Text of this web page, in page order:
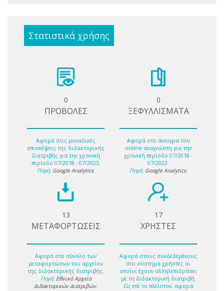
Στατιστικά χρήσης
0
ΠΡΟΒΟΛΕΣ
Αφορά στις μοναδικές
επισκέψεις της διδακτορικής
διατριβής για την χρονική
περίοδο 07/2018 - 07/2023.
Πηγή: Google Analytics.
0
ΞΕΦΥΛΛΙΣΜΑΤΑ
Αφορά στο άνοιγμα του
online αναγνώστη για την
χρονική περίοδο 07/2018 -
07/2023.
Πηγή: Google Analytics.
13
ΜΕΤΑΦΟΡΤΩΣΕΙΣ
Αφορά στο σύνολο των
μεταφορτώσων του αρχείου
της διδακτορικής διατριβής.
Πηγή: Εθνικό Αρχείο
Διδακτορικών Διατριβών.
17
ΧΡΗΣΤΕΣ
Αφορά στους συνδεδεμένους
στο σύστημα χρήστες οι
οποίοι έχουν αλληλεπιδράσει
με τη διδακτορική διατριβή.
Ως επί το πλείστον, αφορά